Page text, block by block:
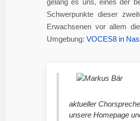
gelang es uns, eines der
Schwerpunkte dieser
Erwachsenen vor allem
Umgebung: VOCES8 in
aktueller
unsere Homepage